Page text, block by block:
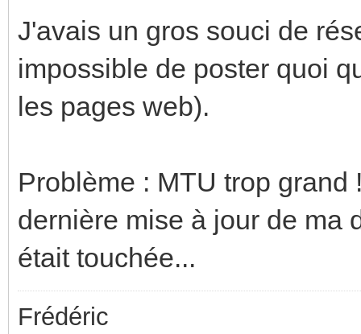
J'avais un gros souci de
impossible de poster quoi
les pages web).
Problème : MTU trop
dernière mise à jour de ma
était touchée...
Frédéric